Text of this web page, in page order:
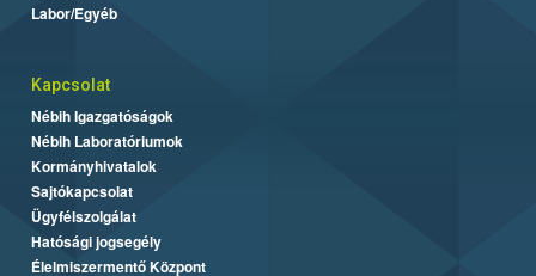
Labor/Egyéb
Kapcsolat
Nébih Igazgatóságok
Nébih Laboratóriumok
Kormányhivatalok
Sajtókapcsolat
Ügyfélszolgálat
Hatósági jogsegély
Élelmiszermentő Központ